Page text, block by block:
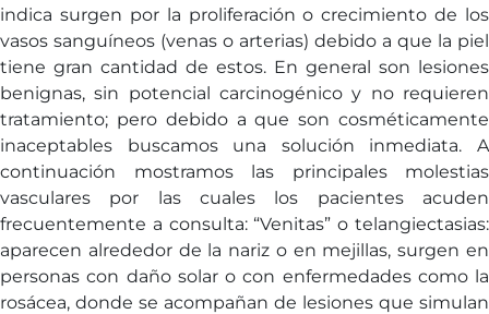
indica surgen por la proliferación o crecimiento de los
vasos sanguíneos (venas o arterias) debido a que la piel
tiene gran cantidad de estos. En general son lesiones
benignas, sin potencial carcinogénico y no requieren
tratamiento; pero debido a que son cosméticamente
inaceptables buscamos una solución inmediata. A
continuación mostramos las principales molestias
vasculares por las cuales los pacientes acuden
frecuentemente a consulta: “Venitas” o telangiectasias:
aparecen alrededor de la nariz o en mejillas, surgen en
personas con daño solar o con enfermedades como la
rosácea, donde se acompañan de lesiones que simulan